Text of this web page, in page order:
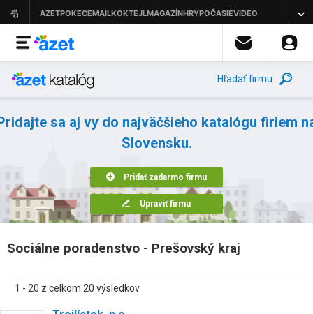
Hľadať firmu
sa aj vy do najväčšieho katalógu firiem
Slovensku.
Pridať zadarmo firmu
Upraviť firmu
Sociálne poradenstvo - Prešovský kraj
1 - 20 z celkom 20 výsledkov